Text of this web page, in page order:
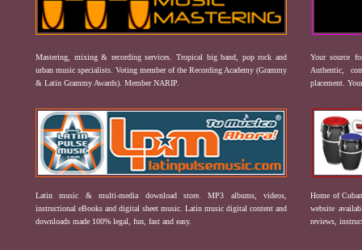
Mastering, mixing & recording services. Tropical big band, pop rock and
urban music specialists. Voting member of the Recording Academy (Grammy
& Latin Grammy Awards). Member NARIP.
Your source
Authentic,
placement.
Latin music & multi-media download store. MP3 albums, videos,
instructional eBooks and digital sheet music. Latin music digital content and
downloads made 100% legal, fun, fast and easy.
Home of
website
reviews,